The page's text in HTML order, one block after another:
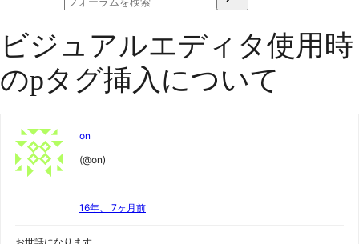
ツ
へ
ス
対
フ
ー
ラ
ム
の
ビジュアルエディタ使用時
のpタグ挿入について
on
(@on)
16年、 7ヶ月前